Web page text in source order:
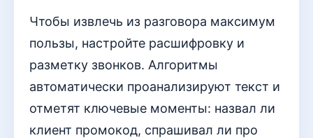
Чтобы извлечь из разговора максимум
пользы, настройте расшифровку и
разметку звонков. Алгоритмы
автоматически проанализируют текст и
отметят ключевые моменты: назвал ли
клиент промокод, спрашивал ли про